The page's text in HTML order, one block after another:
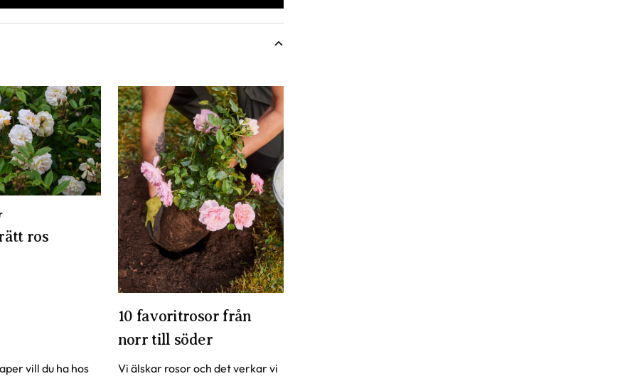
ros
vill du ha hos
10 favoritrosor från
norr till söder
Vi älskar rosor och det verkar vi